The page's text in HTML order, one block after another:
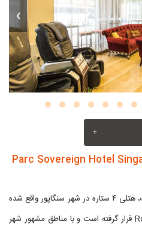
›
+
هتل پارک سورین سنگاپور سنت آلبرت، هتلی ۴ ستاره در شهر سنگاپور واقع شده
است. این هتل زیبا در منطقه Rochor قرار گرفته است و با مناطق مشهور شهر